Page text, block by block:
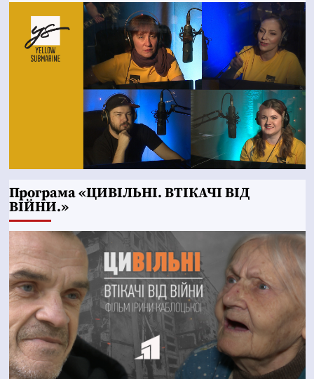
Програма «ЦИВІЛЬНІ. ВТІКАЧІ ВІД
ВІЙНИ.»